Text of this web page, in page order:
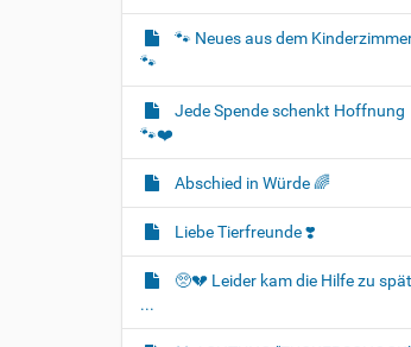
🐾 Neues aus dem
🐾
Jede Spende schenkt Hoffnung
🐾❤️
Abschied in Würde 🌈
Liebe Tierfreunde ❣️
🥺💔 Leider kam die Hilfe zu spät
...